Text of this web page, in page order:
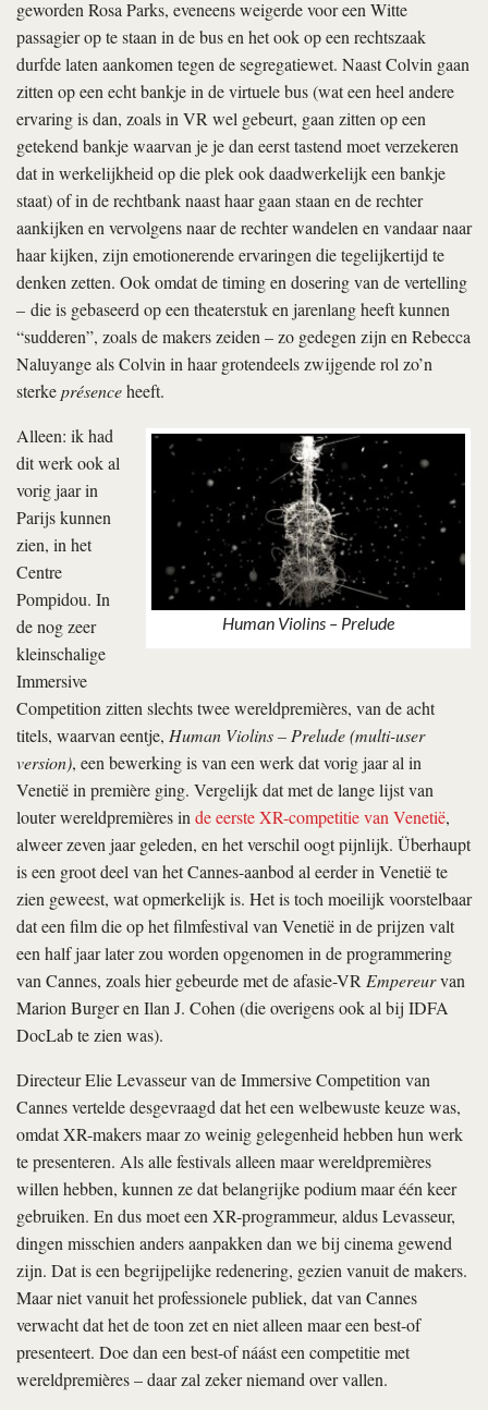
geworden Rosa Parks, eveneens weigerde voor een Witte
passagier op te staan in de bus en het ook op een rechtszaak
durfde laten aankomen tegen de segregatiewet. Naast Colvin gaan
zitten op een echt bankje in de virtuele bus (wat een heel andere
ervaring is dan, zoals in VR wel gebeurt, gaan zitten op een
getekend bankje waarvan je je dan eerst tastend moet verzekeren
dat in werkelijkheid op die plek ook daadwerkelijk een bankje
staat) of in de rechtbank naast haar gaan staan en de rechter
aankijken en vervolgens naar de rechter wandelen en vandaar naar
haar kijken, zijn emotionerende ervaringen die tegelijkertijd te
denken zetten. Ook omdat de timing en dosering van de vertelling
– die is gebaseerd op een theaterstuk en jarenlang heeft kunnen
“sudderen”, zoals de makers zeiden – zo gedegen zijn en Rebecca
Naluyange als Colvin in haar grotendeels zwijgende rol zo’n
sterkeprésenceheeft.
Human Violins – Prelude
Alleen: ik had
dit werk ook al
vorig jaar in
Parijs kunnen
zien, in het
Centre
Pompidou. In
de nog zeer
kleinschalige
Immersive
Competition zitten slechts twee wereldpremières, van de acht
titels, waarvan eentje, Human Violins – Prelude (multi-user
version), een bewerking is van een werk dat vorig jaar al in
Venetië in première ging. Vergelijk dat met de lange lijst van
louter wereldpremières inde eerste XR-competitie van Venetië,
alweer zeven jaar geleden, en het verschil oogt pijnlijk. Überhaupt
is een groot deel van het Cannes-aanbod al eerder in Venetië te
zien geweest, wat opmerkelijk is. Het is toch moeilijk voorstelbaar
dat een film die op het filmfestival van Venetië in de prijzen valt
een half jaar later zou worden opgenomen in de programmering
van Cannes, zoals hier gebeurde met de afasie-VREmpereurvan
Marion Burger en Ilan J. Cohen (die overigens ook al bij IDFA
DocLab te zien was).
Directeur Elie Levasseur van de Immersive Competition van
Cannes vertelde desgevraagd dat het een welbewuste keuze was,
omdat XR-makers maar zo weinig gelegenheid hebben hun werk
te presenteren. Als alle festivals alleen maar wereldpremières
willen hebben, kunnen ze dat belangrijke podium maar één keer
gebruiken. En dus moet een XR-programmeur, aldus Levasseur,
dingen misschien anders aanpakken dan we bij cinema gewend
zijn. Dat is een begrijpelijke redenering, gezien vanuit de makers.
Maar niet vanuit het professionele publiek, dat van Cannes
verwacht dat het de toon zet en niet alleen maar een best-of
presenteert. Doe dan een best-of náást een competitie met
wereldpremières – daar zal zeker niemand over vallen.